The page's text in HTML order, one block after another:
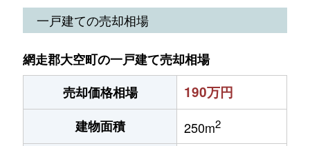
一戸建ての売却相場
網走郡大空町の一戸建て売却相場
売却価格相場
190万円
建物面積 250m2